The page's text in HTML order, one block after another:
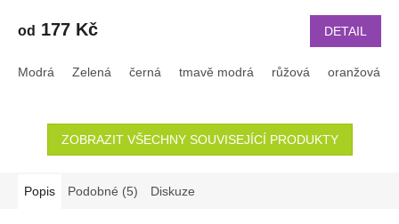
produktu
z
od 177 Kč DETAIL
Modrá Zelená černá tmavě modrá růžová oranžová
ZOBRAZIT VŠECHNY SOUVISEJÍCÍ PRODUKTY
Popis Podobné (5) Diskuze